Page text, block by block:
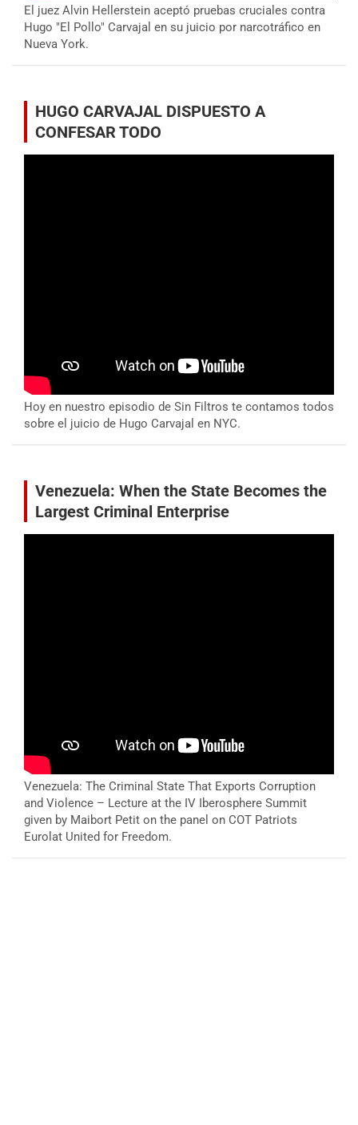
El juez Alvin Hellerstein aceptó pruebas cruciales contra
Hugo "El Pollo" Carvajal en su juicio por narcotráfico en
Nueva York.
HUGO CARVAJAL DISPUESTO A
CONFESAR TODO
Hoy en nuestro episodio de Sin Filtros te contamos todos
sobre el juicio de Hugo Carvajal en NYC.
Venezuela: When the State Becomes the
Largest Criminal Enterprise
Venezuela: The Criminal State That Exports Corruption
and Violence – Lecture at the IV Iberosphere Summit
given by Maibort Petit on the panel on COT Patriots
Eurolat United for Freedom.